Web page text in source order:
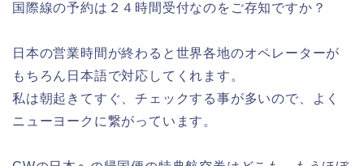
国際線の予約は２４時間受付なのをご存知ですか？
日本の営業時間が終わると世界各地のオペレーターが
もちろん日本語で対応してくれます。
私は朝起きてすぐ、チェックする事が多いので、よく
ニューヨークに繋がっています。